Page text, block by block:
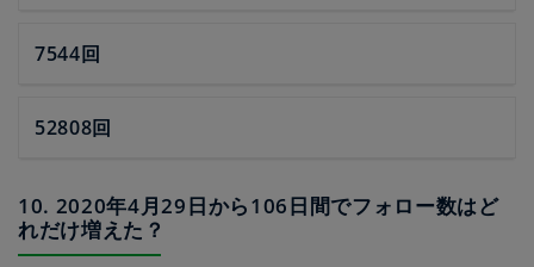
7544回
52808回
10. 2020年4月29日から106日間でフォロー数はど
れだけ増えた？